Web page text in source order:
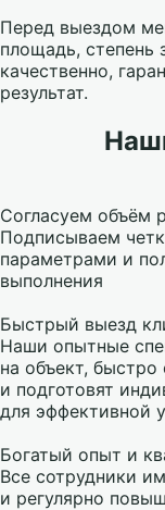
Перед выездом
площадь, степень
качественно,
результат.
Согласуем объём
Подписываем
параметрами и
выполнения
Быстрый выезд
Наши опытные
на объект,
и подготовят
для эффективной
Богатый опыт и
Все сотрудники
и регулярно